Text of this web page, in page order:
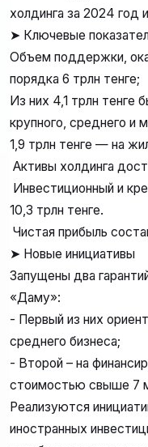
холдинга за 2024 год
➤ Ключевые
Объем поддержки,
порядка 6 трлн тенге;
Из них 4,1 трлн тенге
крупного, среднего и
1,9 трлн тенге — на
Активы холдинга
Инвестиционный и
10,3 трлн тенге.
Чистая прибыль
➤ Новые инициативы
Запущены два
«Даму»:
- Первый из них
среднего бизнеса;
- Второй – на
стоимостью свыше 7
Реализуются
иностранных